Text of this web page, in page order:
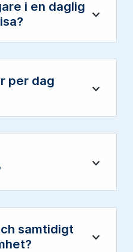
i en daglig
Öppna
per dag
Öppna
Öppna
samtidigt
Öppna